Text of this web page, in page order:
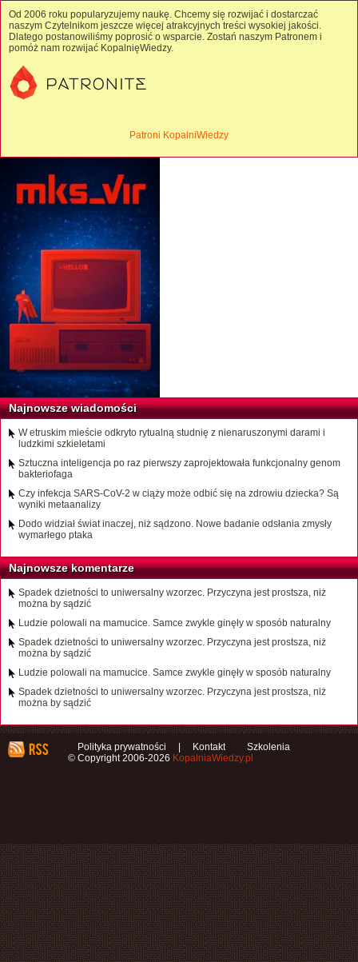
Od 2006 roku popularyzujemy naukę. Chcemy się rozwijać i dostarczać
naszym Czytelnikom jeszcze więcej atrakcyjnych treści wysokiej jakości.
Dlatego postanowiliśmy poprosić o wsparcie. Zostań naszym Patronem i
pomóż nam rozwijać KopalnięWiedzy.
Patroni KopalniWiedzy
Najnowsze wiadomości
W etruskim mieście odkryto rytualną studnię z nienaruszonymi darami i
ludzkimi szkieletami
Sztuczna inteligencja po raz pierwszy zaprojektowała funkcjonalny genom
bakteriofaga
Czy infekcja SARS-CoV-2 w ciąży może odbić się na zdrowiu dziecka? Są
wyniki metaanalizy
Dodo widział świat inaczej, niż sądzono. Nowe badanie odsłania zmysły
wymarłego ptaka
Najnowsze komentarze
Spadek dzietności to uniwersalny wzorzec. Przyczyna jest prostsza, niż
można by sądzić
Ludzie polowali na mamucice. Samce zwykle ginęły w sposób naturalny
Spadek dzietności to uniwersalny wzorzec. Przyczyna jest prostsza, niż
można by sądzić
Ludzie polowali na mamucice. Samce zwykle ginęły w sposób naturalny
Spadek dzietności to uniwersalny wzorzec. Przyczyna jest prostsza, niż
można by sądzić
Polityka prywatności Kontakt
Szkolenia
© Copyright 2006-2026 KopalniaWiedzy.pl